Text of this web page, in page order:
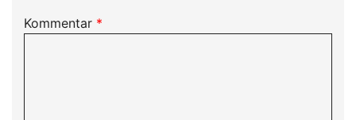
Kommentar *